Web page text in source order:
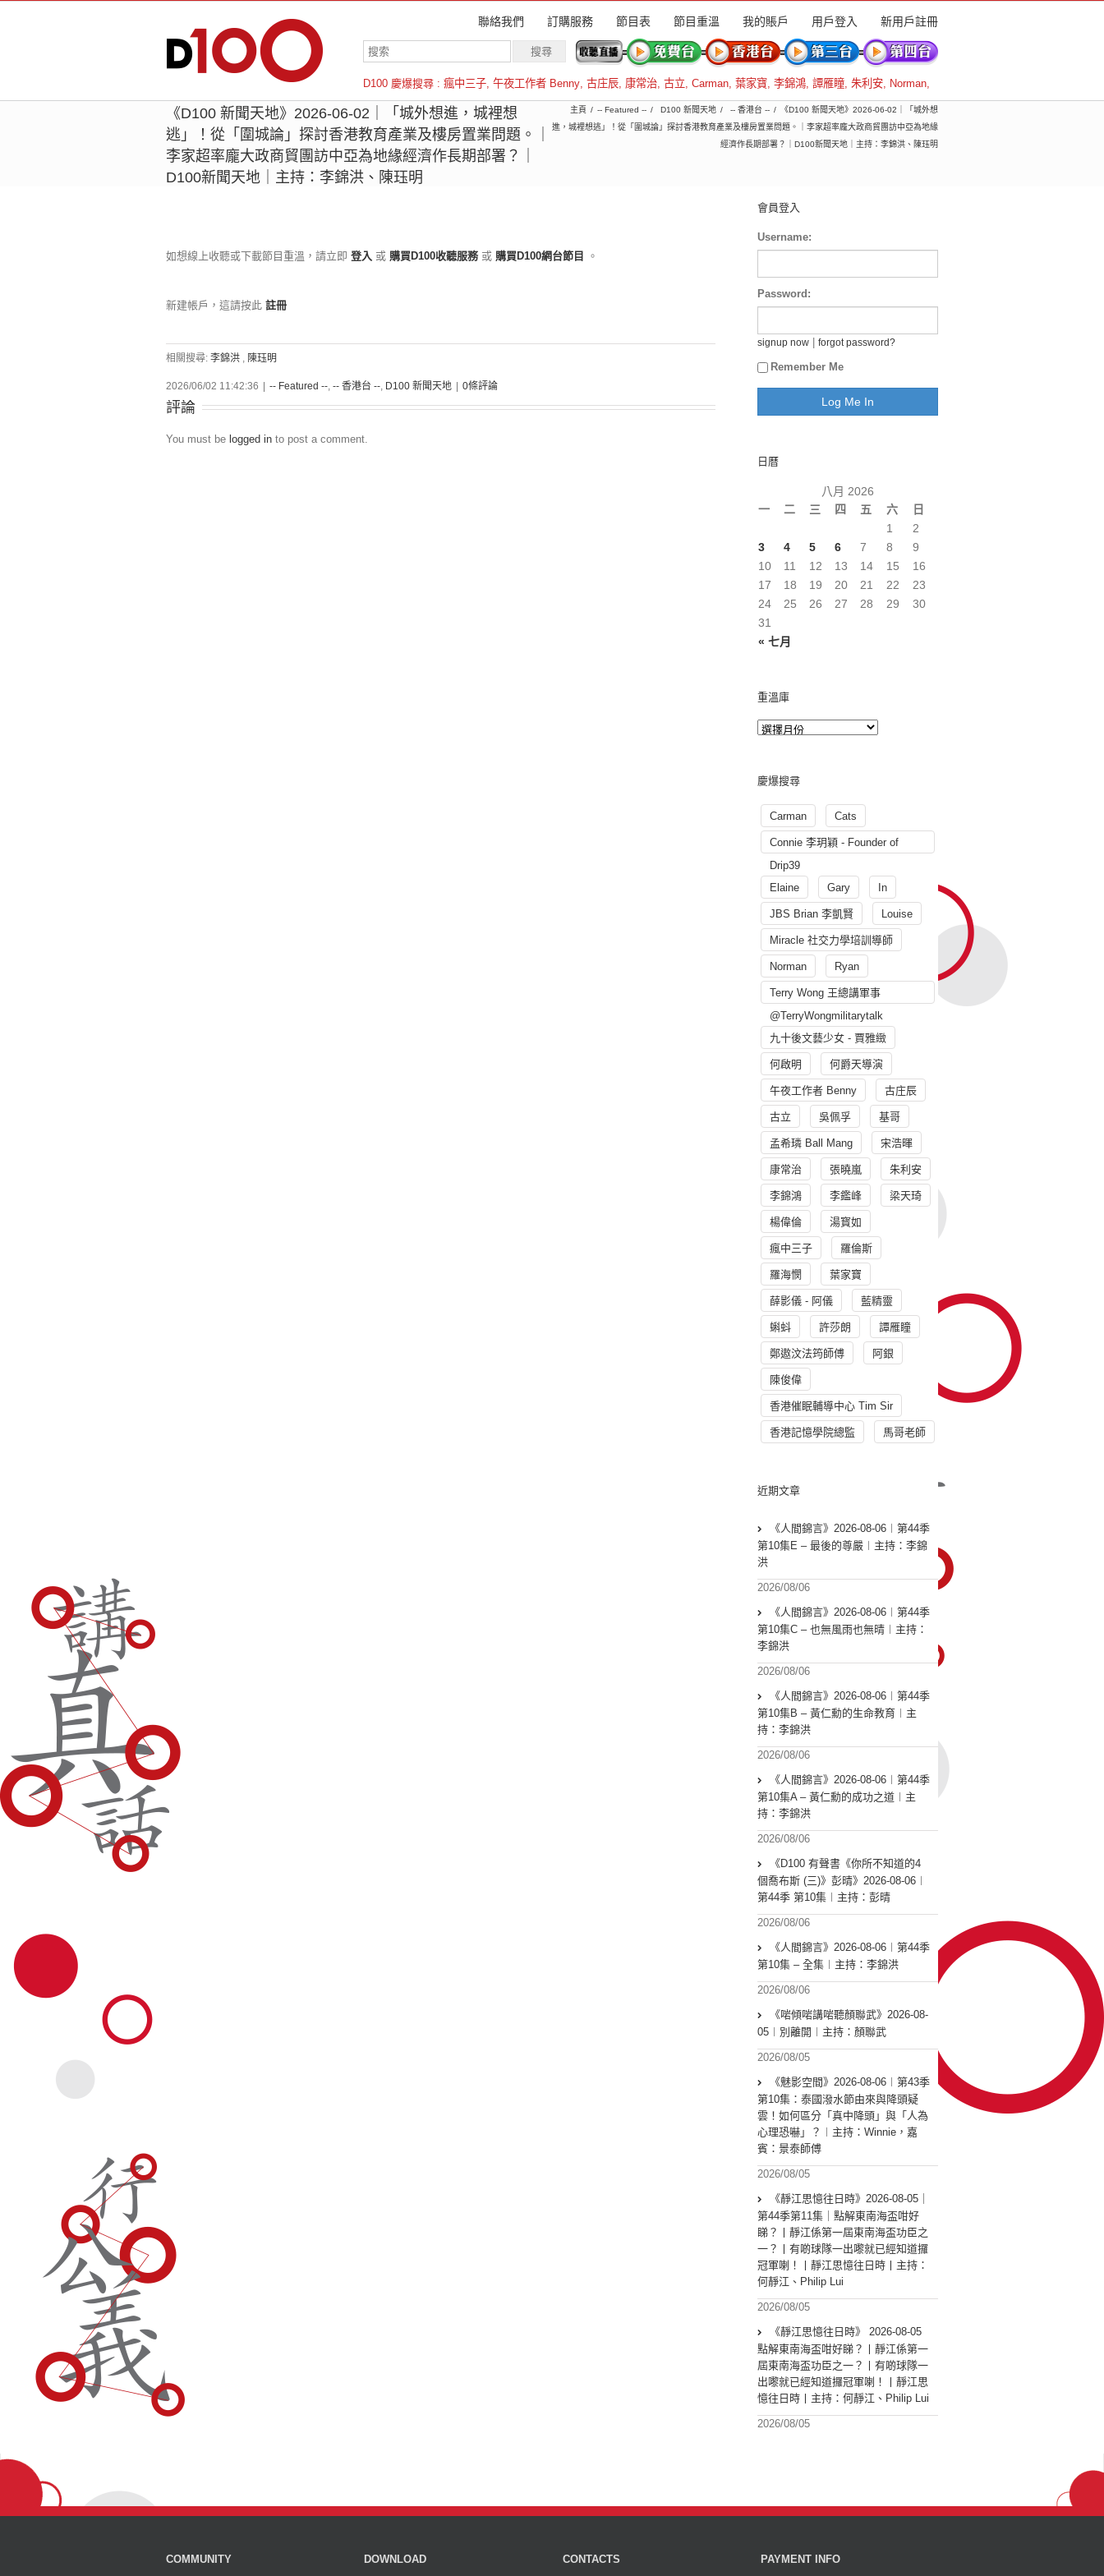
聯絡我們 訂購服務 節目表 節目重溫 我的賬戶 用戶登入 新用戶註冊
D100 慶爆搜尋 : 瘋中三子, 午夜工作者 Benny, 古庄辰, 康常治, 古立, Carman, 葉家寶, 李錦鴻, 譚雁瞳, 朱利安, Norman,
羅倫斯
《D100 新聞天地》2026-06-02｜「城外想進，城裡想
逃」！從「圍城論」探討香港教育產業及樓房置業問題。｜
李家超率龐大政商貿團訪中亞為地緣經濟作長期部署？｜
D100新聞天地｜主持：李錦洪、陳珏明
主頁 -- Featured -- D100 新聞天地 -- 香港台 --
《D100 新聞天地》2026-06-02｜「城外想
進，城裡想逃」！從「圍城論」探討香港教育產業及樓房置業問題。｜李家超率龐大政商貿團訪中亞為地緣
經濟作長期部署？｜D100新聞天地｜主持：李錦洪、陳珏明
如想線上收聽或下載節目重溫，請立即 登入 或 購買D100收聽服務 或 購買D100網台節目 。
新建帳戶，這請按此 註冊
相關搜尋: 李錦洪 , 陳珏明
2026/06/02 11:42:36 -- Featured --, -- 香港台 --, D100 新聞天地 0條評論
評論
You must be logged in to post a comment.
會員登入
Username:
Password:
signup now forgot password?
Remember Me
日曆
八月 2026
一
二 三 四 五 六 日
« 七月
1
2
3
4 5 6 7 8
9
10
11 12 13 14 15
16
17
18 19 20 21 22
23
24
25 26 27 28 29
30
31
重溫庫
慶爆搜尋
Carman Cats
Connie 李玥穎 - Founder of
Drip39
Elaine
Gary In
JBS Brian 李凱賢 Louise
Miracle 社交力學培訓導師
Norman Ryan
Terry Wong 王總講軍事
@TerryWongmilitarytalk
九十後文藝少女 - 賈雅緻
何啟明 何爵天導演
午夜工作者 Benny 古庄辰
古立 吳佩孚 基哥
孟希璘 Ball Mang 宋浩暉
康常治 張曉嵐 朱利安
李錦鴻 李鑑峰 梁天琦
楊偉倫 湯寳如
瘋中三子 羅倫斯
羅海憫 葉家寶
薛影儀 - 阿儀 藍精靈
蝌蚪 許莎朗 譚雁瞳
鄭遨汶法筠師傅 阿銀
陳俊偉
香港催眠輔導中心 Tim Sir
香港記憶學院總監 馬哥老師
近期文章
《人間錦言》2026-08-06︱第44季
第10集E – 最後的尊嚴︱主持：李錦
洪
2026/08/06
《人間錦言》2026-08-06︱第44季
第10集C – 也無風雨也無晴︱主持：
李錦洪
2026/08/06
《人間錦言》2026-08-06︱第44季
第10集B – 黃仁勳的生命教育︱主
持：李錦洪
2026/08/06
《人間錦言》2026-08-06︱第44季
第10集A – 黃仁勳的成功之道︱主
持：李錦洪
2026/08/06
《D100 有聲書《你所不知道的4
個喬布斯 (三)》彭晴》2026-08-06︱
第44季 第10集︱主持：彭晴
2026/08/06
《人間錦言》2026-08-06︱第44季
第10集 – 全集︱主持：李錦洪
2026/08/06
《啱傾啱講啱聽顏聯武》2026-08-
05︱別離開︱主持：顏聯武
2026/08/05
《魅影空間》2026-08-06︱第43季
第10集：泰國潑水節由來與降頭疑
雲！如何區分「真中降頭」與「人為
心理恐嚇」？︱主持：Winnie，嘉
賓：景泰師傅
2026/08/05
《靜江思憶往日時》2026-08-05｜
第44季第11集｜點解東南海盃咁好
睇？丨靜江係第一屆東南海盃功臣之
一？丨有啲球隊一出嚟就已經知道攞
冠軍喇！丨靜江思憶往日時丨主持：
何靜江、Philip Lui
2026/08/05
《靜江思憶往日時》 2026-08-05
點解東南海盃咁好睇？丨靜江係第一
屆東南海盃功臣之一？丨有啲球隊一
出嚟就已經知道攞冠軍喇！丨靜江思
憶往日時丨主持：何靜江、Philip Lui
2026/08/05
COMMUNITY DOWNLOAD CONTACTS PAYMENT INFO